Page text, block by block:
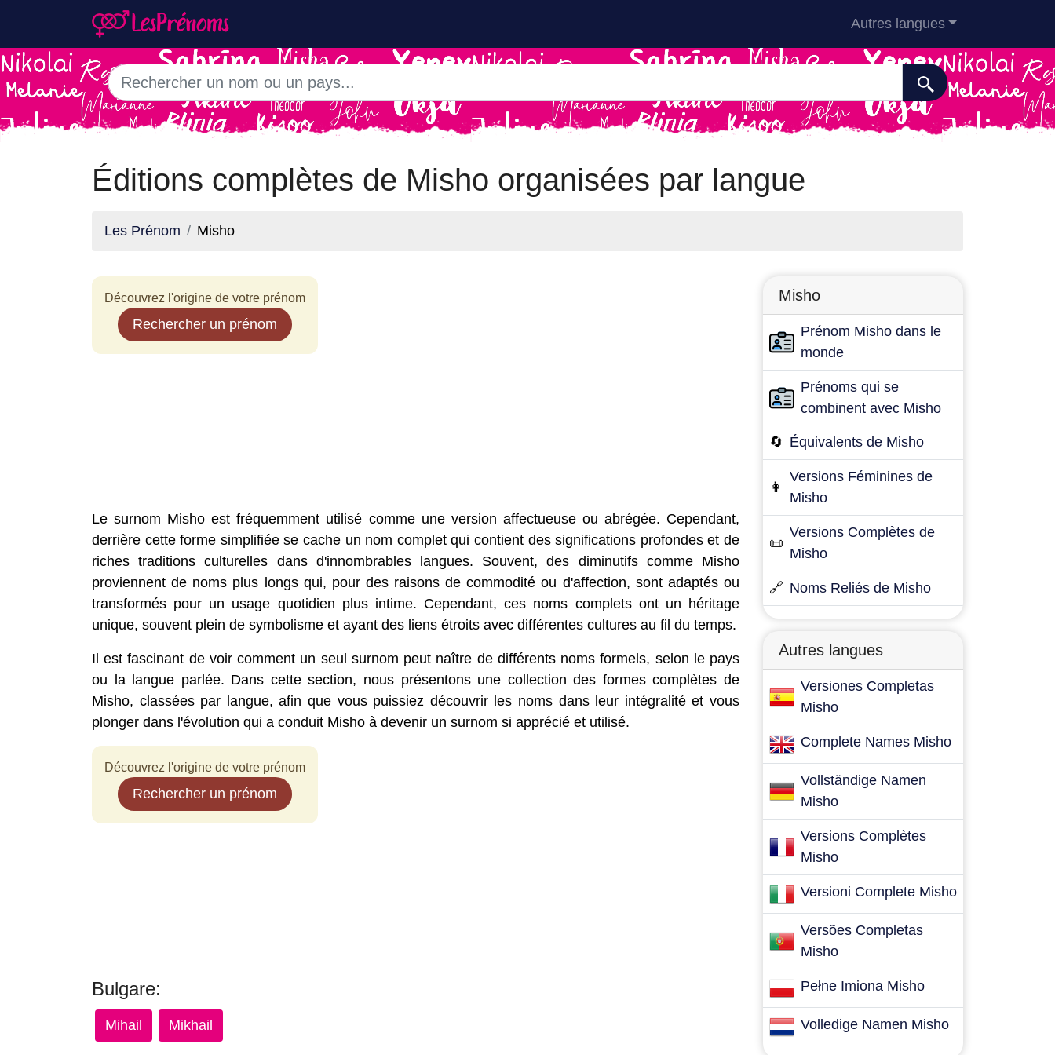
Autres langues
Éditions complètes de Misho organisées par langue
Les Prénom Misho
Découvrez l'origine de votre prénom
Rechercher un prénom
Le surnom Misho est fréquemment utilisé comme une version affectueuse ou abrégée. Cependant,
derrière cette forme simplifiée se cache un nom complet qui contient des significations profondes et de
riches traditions culturelles dans d'innombrables langues. Souvent, des diminutifs comme Misho
proviennent de noms plus longs qui, pour des raisons de commodité ou d'affection, sont adaptés ou
transformés pour un usage quotidien plus intime. Cependant, ces noms complets ont un héritage
unique, souvent plein de symbolisme et ayant des liens étroits avec différentes cultures au fil du temps.
Il est fascinant de voir comment un seul surnom peut naître de différents noms formels, selon le pays
ou la langue parlée. Dans cette section, nous présentons une collection des formes complètes de
Misho, classées par langue, afin que vous puissiez découvrir les noms dans leur intégralité et vous
plonger dans l'évolution qui a conduit Misho à devenir un surnom si apprécié et utilisé.
Découvrez l'origine de votre prénom
Rechercher un prénom
Bulgare:
Mihail Mikhail
Misho
Prénom Misho dans le
monde
Prénoms qui se
combinent avec Misho
🔄 Équivalents de Misho
👩
Versions Féminines de
Misho
📜
Versions Complètes de
Misho
🔗 Noms Reliés de Misho
Autres langues
Versiones Completas
Misho
Complete Names Misho
Vollständige Namen
Misho
Versions Complètes
Misho
Versioni Complete Misho
Versões Completas
Misho
Pełne Imiona Misho
Volledige Namen Misho